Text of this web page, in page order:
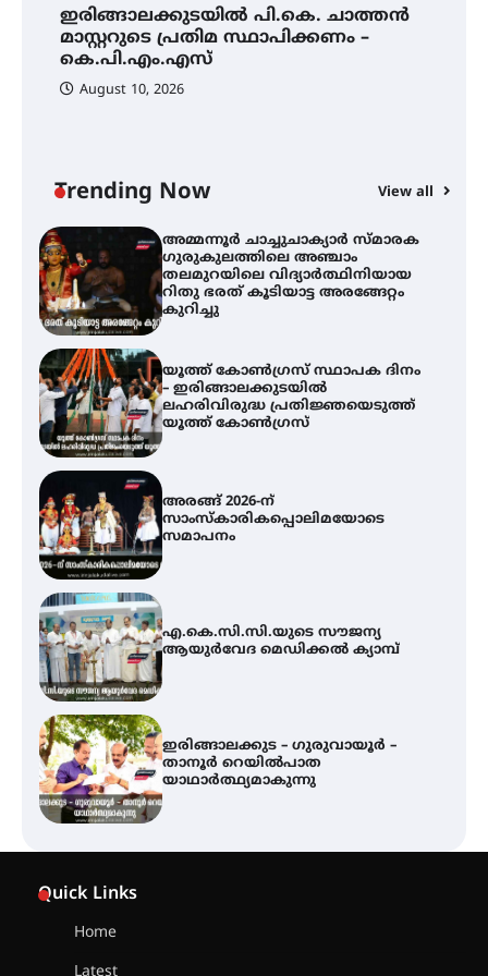
ഇരിങ്ങാലക്കുടയിൽ പി.കെ. ചാത്തൻ
മാസ്റ്ററുടെ പ്രതിമ സ്ഥാപിക്കണം –
കെ.പി.എം.എസ്
August 10, 2026
Trending Now View all
ഇരിങ്ങാലക്കുടയിൽ പി.കെ.
ചാത്തൻ മാസ്റ്ററുടെ പ്രതിമ
സ്ഥാപിക്കണം – കെ.പി.എം.എസ്
കുറിച്ചു
യൂത്ത് കോൺഗ്രസ്‌ സ്ഥാപക ദിനം
– ഇരിങ്ങാലക്കുടയിൽ
ലഹരിവിരുദ്ധ പ്രതിജ്ഞയെടുത്ത്
യൂത്ത് കോൺഗ്രസ്
അരങ്ങ് 2026-ന്
സാംസ്കാരികപ്പൊലിമയോടെ
സമാപനം
എ.കെ.സി.സി.യുടെ സൗജന്യ
ആയുർവേദ മെഡിക്കൽ ക്യാമ്പ്
ഇരിങ്ങാലക്കുട – ഗുരുവായൂർ –
താനൂർ റെയിൽപാത
യാഥാർത്ഥ്യമാകുന്നു
ഇരിങ്ങാലക്കുടയിൽ പി.കെ.
ചാത്തൻ മാസ്റ്ററുടെ പ്രതിമ
സ്ഥാപിക്കണം – കെ.പി.എം.എസ്
അമ്മന്നൂർ ചാച്ചുചാക്യാർ സ്മാരക
Quick Links
Home